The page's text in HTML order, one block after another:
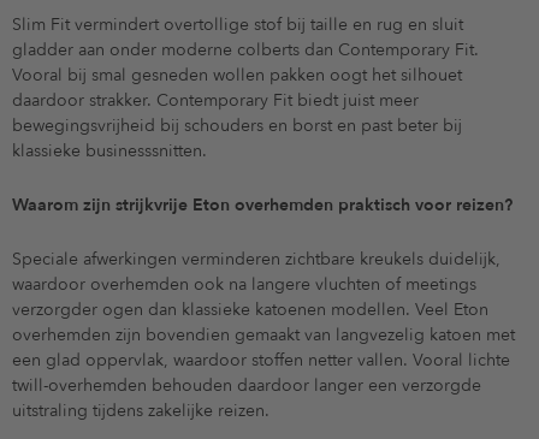
Slim Fit vermindert overtollige stof bij taille en rug en sluit
gladder aan onder moderne colberts dan Contemporary Fit.
Vooral bij smal gesneden wollen pakken oogt het silhouet
daardoor strakker. Contemporary Fit biedt juist meer
bewegingsvrijheid bij schouders en borst en past beter bij
klassieke businesssnitten.
Waarom zijn strijkvrije Eton overhemden praktisch voor reizen?
Speciale afwerkingen verminderen zichtbare kreukels duidelijk,
waardoor overhemden ook na langere vluchten of meetings
verzorgder ogen dan klassieke katoenen modellen. Veel Eton
overhemden zijn bovendien gemaakt van langvezelig katoen met
een glad oppervlak, waardoor stoffen netter vallen. Vooral lichte
twill-overhemden behouden daardoor langer een verzorgde
uitstraling tijdens zakelijke reizen.